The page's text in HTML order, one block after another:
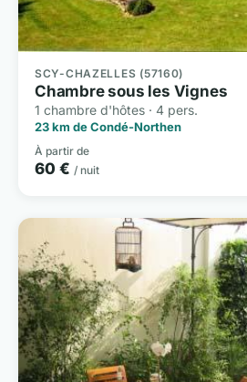
SCY-CHAZELLES (57160)
Chambre sous les Vignes
1 chambre d'hôtes · 4 pers.
23 km de Condé-Northen
À partir de
60 € / nuit